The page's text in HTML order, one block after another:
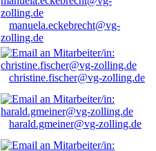
manuela.eckebrecht@vg-
zolling.de
christine.fischer@vg-zolling.de
harald.gmeiner@vg-zolling.de